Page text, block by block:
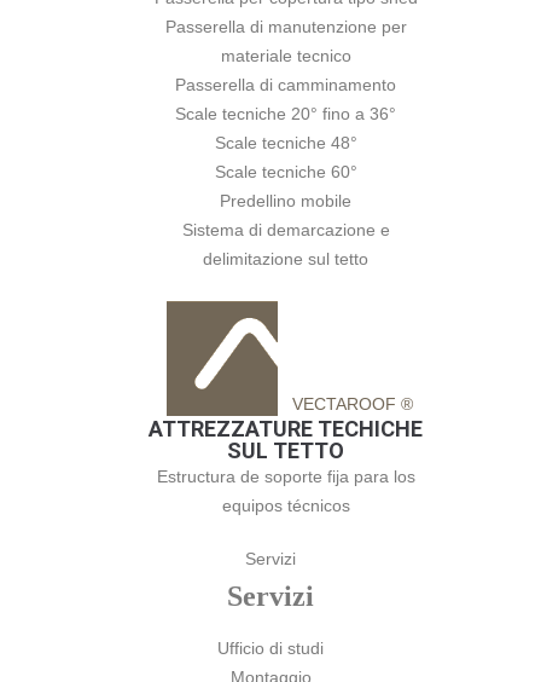
Passerella di manutenzione per
materiale tecnico
Passerella di camminamento
Scale tecniche 20° fino a 36°
Scale tecniche 48°
Scale tecniche 60°
Predellino mobile
Sistema di demarcazione e
delimitazione sul tetto
VECTAROOF ®
ATTREZZATURE TECHICHE
SUL TETTO
Estructura de soporte fija para los
equipos técnicos
Servizi
Servizi
Ufficio di studi
Montaggio